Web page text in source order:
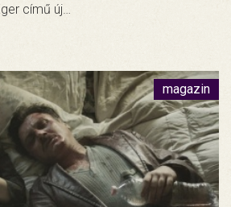
című új…
magazin